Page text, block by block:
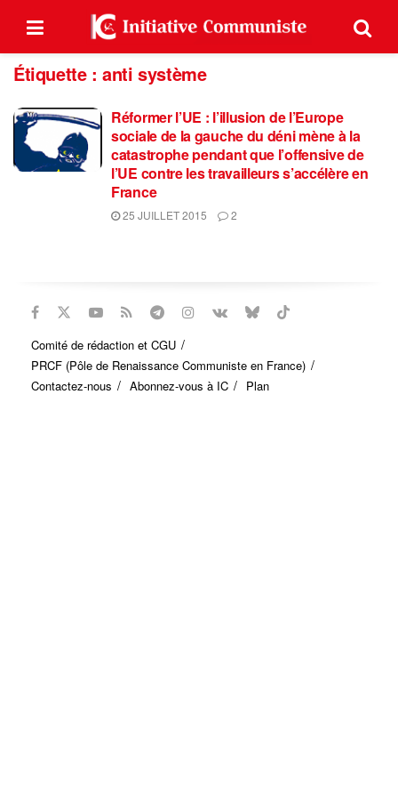
Étiquette :anti système
Réformer l’UE : l’illusion de l’Europe
sociale de la gauche du déni mène à la
catastrophe pendant que l’offensive de
l’UE contre les travailleurs s’accélère en
France
25 JUILLET 2015 2
Comité de rédaction et CGU
PRCF (Pôle de Renaissance Communiste en France)
Contactez-nous
Abonnez-vous à IC Plan